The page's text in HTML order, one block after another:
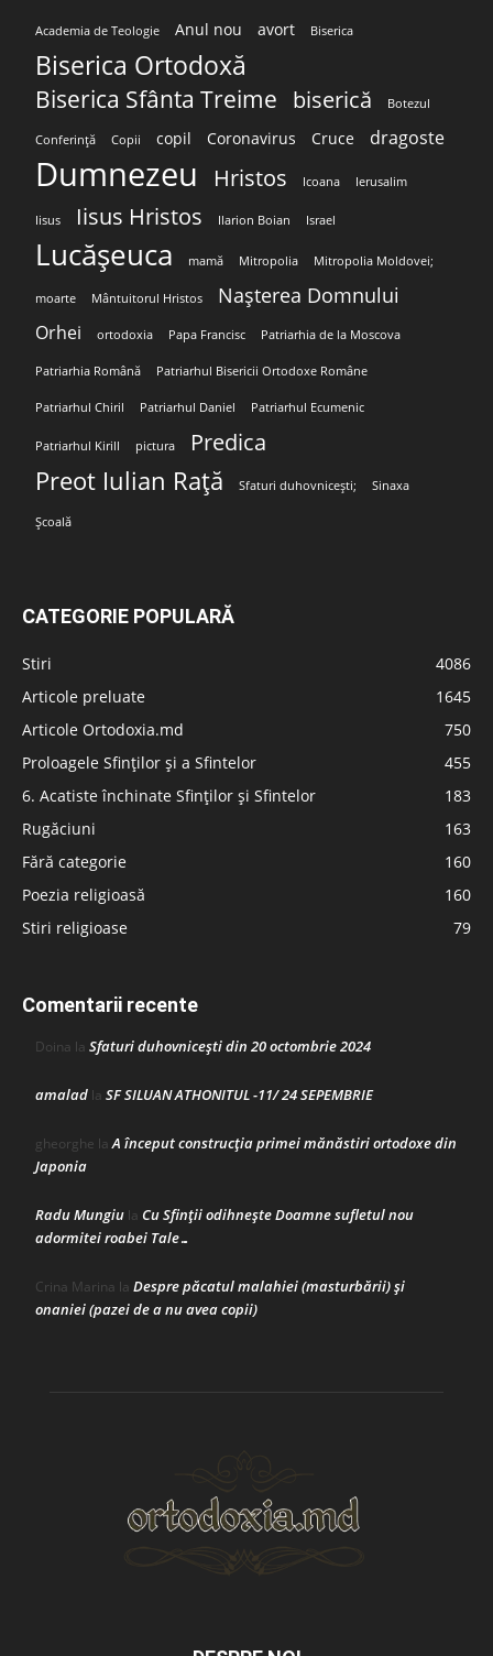
Academia de Teologie Anul nou avort Biserica
Biserica Ortodoxă
Biserica Sfânta Treime biserică Botezul
Conferință Copii copil Coronavirus Cruce dragoste
Dumnezeu Hristos Icoana Ierusalim
Iisus Iisus Hristos Ilarion Boian Israel
Lucășeuca mamă Mitropolia Mitropolia Moldovei;
moarte Mântuitorul Hristos Nașterea Domnului
Orhei ortodoxia Papa Francisc Patriarhia de la Moscova
Patriarhia Română Patriarhul Bisericii Ortodoxe Române
Patriarhul Chiril Patriarhul Daniel Patriarhul Ecumenic
Patriarhul Kirill pictura Predica
Preot Iulian Rață Sfaturi duhovnicești; Sinaxa
Școală
CATEGORIE POPULARĂ
Stiri
4086
Articole preluate
1645
Articole Ortodoxia.md
750
Proloagele Sfinților și a Sfintelor
455
6. Acatiste închinate Sfinților și Sfintelor
183
Rugăciuni
163
Fără categorie
160
Poezia religioasă
160
Stiri religioase
79
Comentarii recente
Doina la Sfaturi duhovnicești din 20 octombrie 2024
amalad la SF SILUAN ATHONITUL -11/ 24 SEPEMBRIE
gheorghe laA început construcţia primei mănăstiri ortodoxe din
Japonia
Radu Mungiu la Cu Sfinții odihnește Doamne sufletul nou
adormitei roabei Tale…
Crina Marina la Despre păcatul malahiei (masturbării) şi
onaniei (pazei de a nu avea copii)